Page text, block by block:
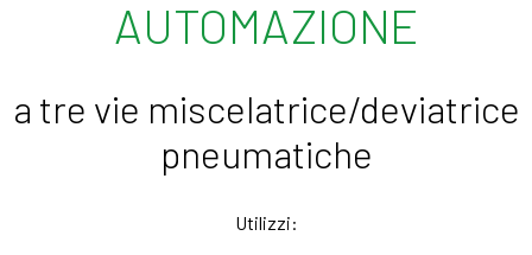
AUTOMAZIONE
a tre vie miscelatrice/deviatrice
pneumatiche
Utilizzi: